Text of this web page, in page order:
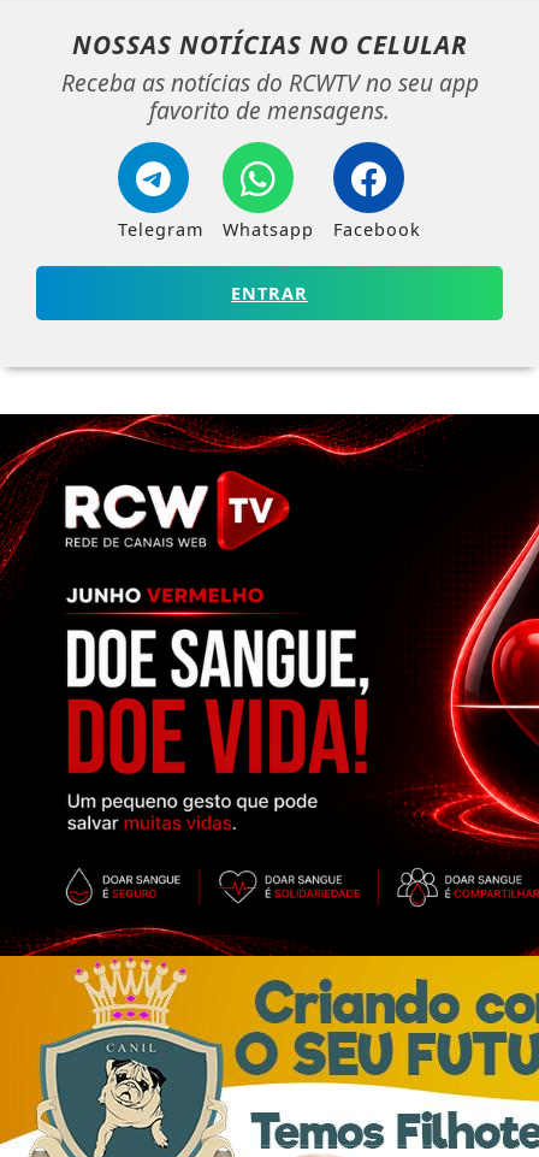
NOSSAS NOTÍCIAS NO CELULAR
Receba as notícias do RCWTV no seu app
favorito de mensagens.
Telegram Whatsapp Facebook
ENTRAR